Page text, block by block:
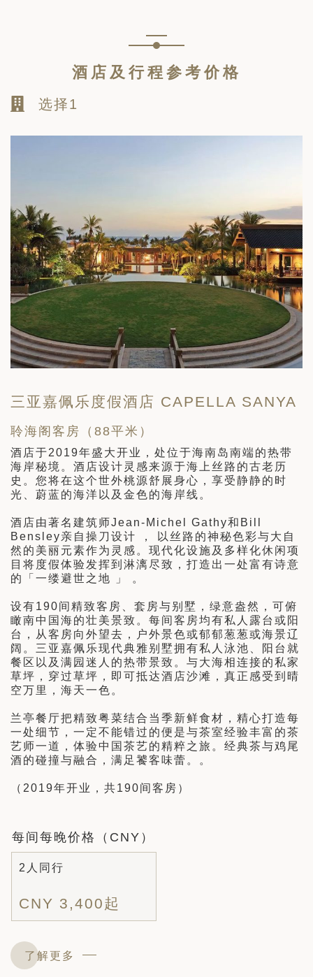
酒店及行程参考价格
选择1
三亚嘉佩乐度假酒店 CAPELLA SANYA
聆海阁客房（88平米）
酒店于2019年盛大开业，处位于海南岛南端的热带
海岸秘境。酒店设计灵感来源于海上丝路的古老历
史。您将在这个世外桃源舒展身心，享受静静的时
光、蔚蓝的海洋以及金色的海岸线。
酒店由著名建筑师Jean-Michel Gathy和Bill
Bensley亲自操刀设计 ， 以丝路的神秘色彩与大自
然的美丽元素作为灵感。现代化设施及多样化休闲项
目将度假体验发挥到淋漓尽致，打造出一处富有诗意
的「一缕避世之地 」 。
设有190间精致客房、套房与别墅，绿意盎然，可俯
瞰南中国海的壮美景致。每间客房均有私人露台或阳
台，从客房向外望去，户外景色或郁郁葱葱或海景辽
阔。三亚嘉佩乐现代典雅别墅拥有私人泳池、阳台就
餐区以及满园迷人的热带景致。与大海相连接的私家
草坪，穿过草坪，即可抵达酒店沙滩，真正感受到晴
空万里，海天一色。
兰亭餐厅把精致粤菜结合当季新鲜食材，精心打造每
一处细节，一定不能错过的便是与茶室经验丰富的茶
艺师一道，体验中国茶艺的精粹之旅。经典茶与鸡尾
酒的碰撞与融合，满足饕客味蕾。。
（2019年开业，共190间客房）
每间每晚价格（CNY）
2人同行
CNY 3,400起
了解更多